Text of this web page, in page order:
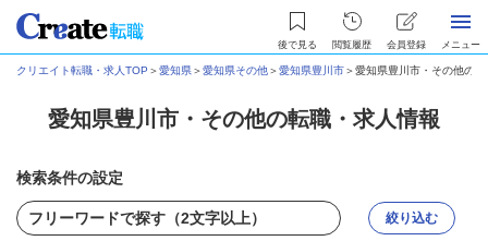
後で見る 閲覧履歴 会員登録 メニュー
クリエイト転職・求人TOP ＞愛知県＞愛知県その他＞愛知県豊川市＞愛知県豊川市・その他の
愛知県豊川市・その他の転職・求人情報
検索条件の設定
絞り込む